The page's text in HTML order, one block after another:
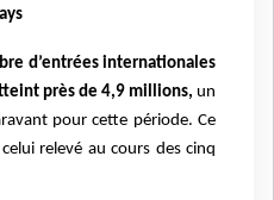
d’entrées internationales
près de 4,9 millions, un
pour cette période. Ce
relevé au cours des cinq